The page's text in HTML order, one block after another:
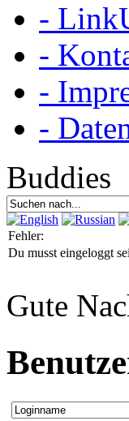
-
-
-
-
Buddies
Fehler:
Du musst eingeloggt
Gute